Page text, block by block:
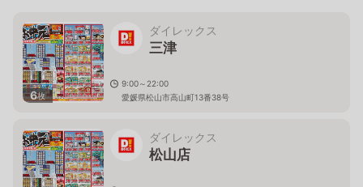
6枚
ダイレックス
三津
9:00～22:00
愛媛県松山市高山町13番38号
ダイレックス
松山店